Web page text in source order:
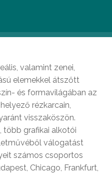
valamint zenei,
elemekkel átszőtt
és formavilágában az
rézkarcain,
visszaköszön.
több grafikai alkotói
válogatást
számos csoportos
Chicago, Frankfurt,